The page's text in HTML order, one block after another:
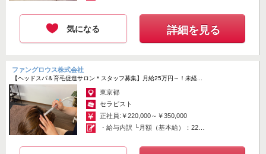
気になる 詳細を見る
ファングロウス株式会社
【ヘッドスパ＆育毛促進サロン＊スタッフ募集】月給25万円～！未経...
東京都
セラピスト
正社員:￥220,000～￥350,000